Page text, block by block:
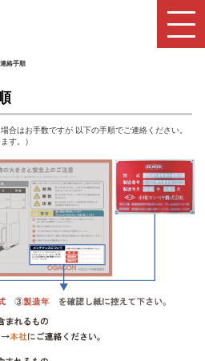
絡手順
合はお手数ですが 以下の手順でご連絡ください。
す。）